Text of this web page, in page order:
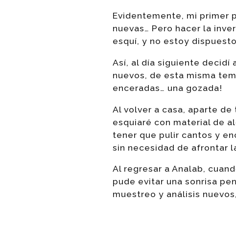
Evidentemente, mi primer
nuevas… Pero hacer la
esquí, y no estoy
Así, al día siguiente decidí
nuevos, de esta misma
enceradas… una gozada!
Al volver a casa, aparte
esquiaré con material de
tener que pulir cantos y
sin necesidad de afrontar
Al regresar a Analab,
pude evitar una sonrisa
muestreo y análisis